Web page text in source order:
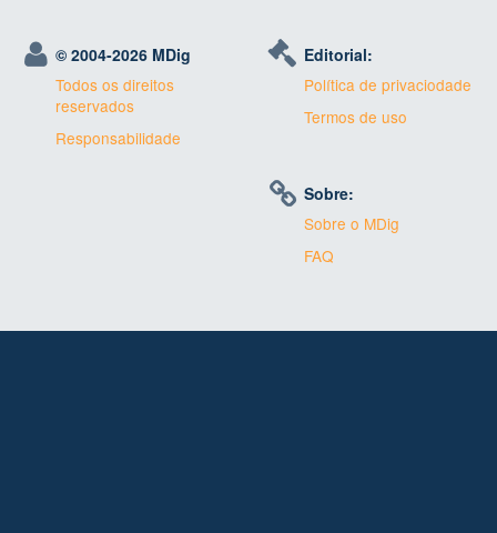
© 2004-2026 MDig
Todos os direitos
reservados
Responsabilidade
Editorial:
Política de privaciodade
Termos de uso
Sobre:
Sobre o MDig
FAQ